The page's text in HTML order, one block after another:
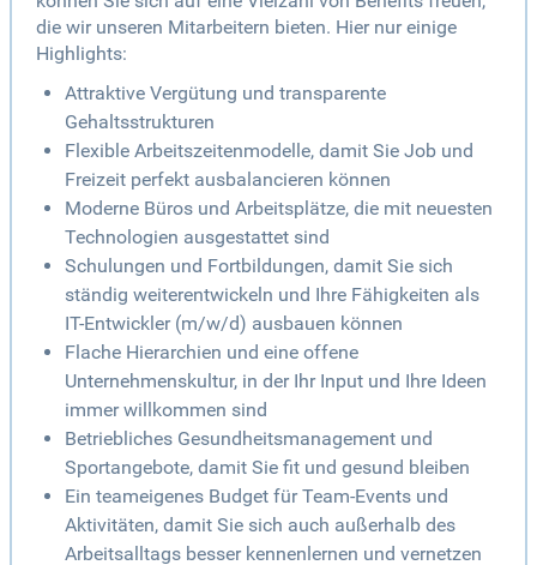
die wir unseren Mitarbeitern bieten. Hier nur einige
Highlights:
Attraktive Vergütung und transparente
Gehaltsstrukturen
Flexible Arbeitszeitenmodelle, damit Sie Job und
Freizeit perfekt ausbalancieren können
Moderne Büros und Arbeitsplätze, die mit neuesten
Technologien ausgestattet sind
Schulungen und Fortbildungen, damit Sie sich
ständig weiterentwickeln und Ihre Fähigkeiten als
IT-Entwickler (m/w/d) ausbauen können
Flache Hierarchien und eine offene
Unternehmenskultur, in der Ihr Input und Ihre Ideen
immer willkommen sind
Betriebliches Gesundheitsmanagement und
Sportangebote, damit Sie fit und gesund bleiben
Ein teameigenes Budget für Team-Events und
Aktivitäten, damit Sie sich auch außerhalb des
Arbeitsalltags besser kennenlernen und vernetzen